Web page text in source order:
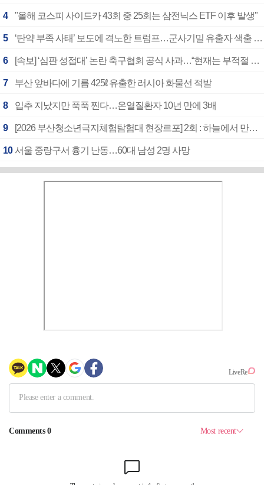
4 "올해 코스피 사이드카 43회 중 25회는 삼전닉스 ETF 이후 발생"
5 ‘탄약 부족 사태’ 보도에 격노한 트럼프…군사기밀 유출자 색출 지시
6 [속보] ‘심판 성접대’ 논란 축구협회 공식 사과…“현재는 부적절 행위 없어”
7 부산 앞바다에 기름 425ℓ 유출한 러시아 화물선 적발
8 입추 지났지만 푹푹 찐다…온열질환자 10년 만에 3배
9 [2026 부산청소년극지체험탐험대 현장르포] 2회 : 하늘에서 만난 얼음의 나라
10 서울 중랑구서 흉기 난동…60대 남성 2명 사망